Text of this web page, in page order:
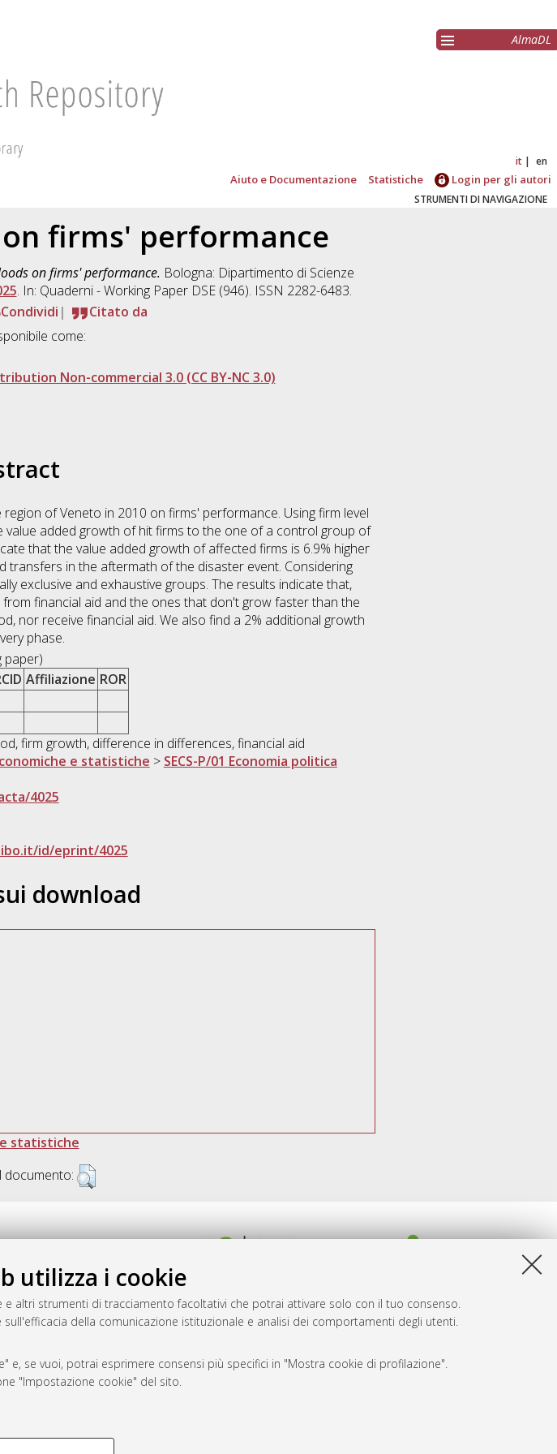
utilizza i cookie
altri strumenti di tracciamento facoltativi che potrai attivare solo con il tuo consenso.
della comunicazione istituzionale e analisi dei comportamenti degli utenti.
se vuoi, potrai esprimere consensi più specifici in "Mostra cookie di profilazione".
"Impostazione cookie" del sito.
COOKIE TECNICI - NECESSARI
AlmaDL
it en
Aiuto e Documentazione Statistiche Login per gli autori
STRUMENTI DI NAVIGAZIONE
firms' performance
on firms' performance. Bologna: Dipartimento di Scienze
. In: Quaderni - Working Paper DSE (946). ISSN 2282-6483.
Condividi
Citato da
come:
Non-commercial 3.0 (CC BY-NC 3.0)
of Veneto in 2010 on firms' performance. Using firm level
added growth of hit firms to the one of a control group of
that the value added growth of affected firms is 6.9% higher
in the aftermath of the disaster event. Considering
exclusive and exhaustive groups. The results indicate that,
financial aid and the ones that don't grow faster than the
nor receive financial aid. We also find a 2% additional growth
phase.
paper)
Affiliazione ROR
firm growth, difference in differences, financial aid
e statistiche > SECS-P/01 Economia politica
4025
id/eprint/4025
download
statistiche
documento: